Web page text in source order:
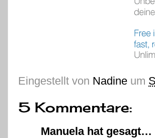
Eingestellt von Nadine um
5 Kommentare:
Manuelahat gesagt…